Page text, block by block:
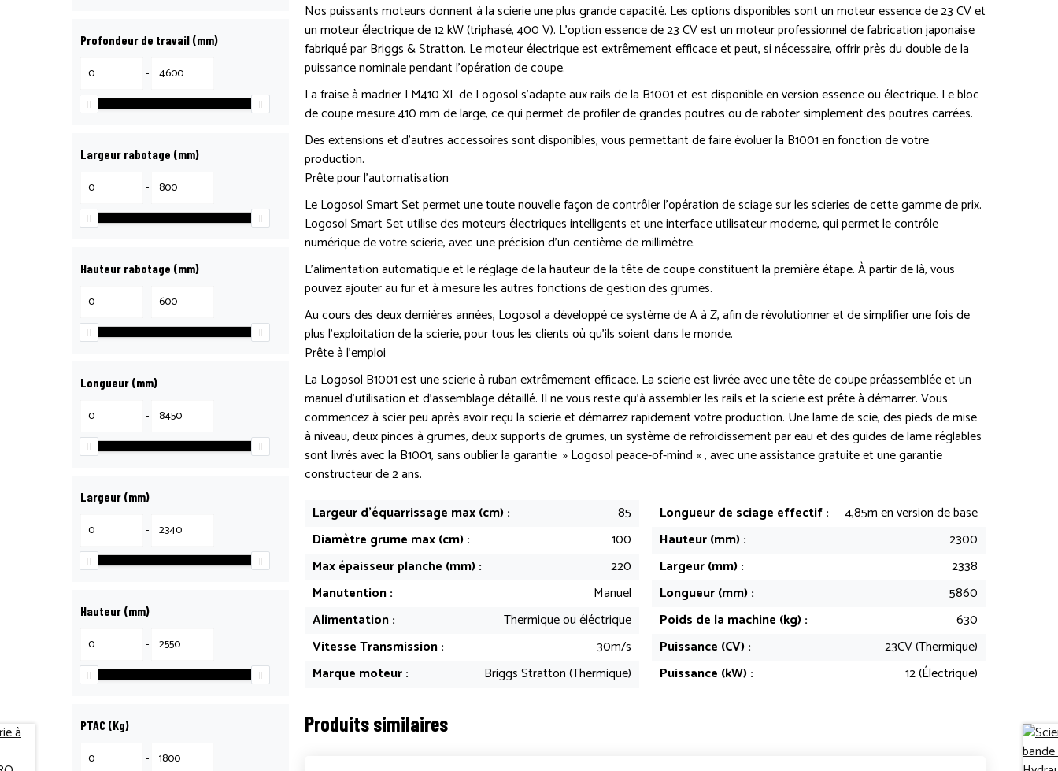
Nos puissants moteurs donnent à la scierie une plus grande capacité. Les options disponibles sont un moteur essence de 23 CV et
un moteur électrique de 12 kW (triphasé, 400 V). L’option essence de 23 CV est un moteur professionnel de fabrication japonaise
fabriqué par Briggs & Stratton. Le moteur électrique est extrêmement efficace et peut, si nécessaire, offrir près du double de la
puissance nominale pendant l’opération de coupe.
La fraise à madrier LM410 XL de Logosol s’adapte aux rails de la B1001 et est disponible en version essence ou électrique. Le bloc
de coupe mesure 410 mm de large, ce qui permet de profiler de grandes poutres ou de raboter simplement des poutres carrées.
Des extensions et d’autres accessoires sont disponibles, vous permettant de faire évoluer la B1001 en fonction de votre
production.
Prête pour l’automatisation
Le Logosol Smart Set permet une toute nouvelle façon de contrôler l’opération de sciage sur les scieries de cette gamme de prix.
Logosol Smart Set utilise des moteurs électriques intelligents et une interface utilisateur moderne, qui permet le contrôle
numérique de votre scierie, avec une précision d’un centième de millimètre.
L’alimentation automatique et le réglage de la hauteur de la tête de coupe constituent la première étape. À partir de là, vous
pouvez ajouter au fur et à mesure les autres fonctions de gestion des grumes.
Au cours des deux dernières années, Logosol a développé ce système de A à Z, afin de révolutionner et de simplifier une fois de
plus l’exploitation de la scierie, pour tous les clients où qu’ils soient dans le monde.
Prête à l’emploi
La Logosol B1001 est une scierie à ruban extrêmement efficace. La scierie est livrée avec une tête de coupe préassemblée et un
manuel d’utilisation et d’assemblage détaillé. Il ne vous reste qu’à assembler les rails et la scierie est prête à démarrer. Vous
commencez à scier peu après avoir reçu la scierie et démarrez rapidement votre production. Une lame de scie, des pieds de mise
à niveau, deux pinces à grumes, deux supports de grumes, un système de refroidissement par eau et des guides de lame réglables
sont livrés avec la B1001, sans oublier la garantie » Logosol peace-of-mind « , avec une assistance gratuite et une garantie
constructeur de 2 ans.
Largeur d'équarrissage max (cm) :
85
Diamètre grume max (cm) :
100
Max épaisseur planche (mm) :
220
Manutention :
Manuel
Alimentation :
Thermique ou éléctrique
Vitesse Transmission :
30m/s
Marque moteur :
Briggs Stratton (Thermique)
Longueur de sciage effectif :
4,85m en version de base
Hauteur (mm) :
2300
Largeur (mm) :
2338
Longueur (mm) :
5860
Poids de la machine (kg) :
630
Puissance (CV) :
23CV (Thermique)
Puissance (kW) :
12 (Électrique)
Produits similaires
Profondeur de travail (mm)
-
Largeur rabotage (mm)
-
Hauteur rabotage (mm)
-
Longueur (mm)
-
Largeur (mm)
-
Hauteur (mm)
-
PTAC (Kg)
-